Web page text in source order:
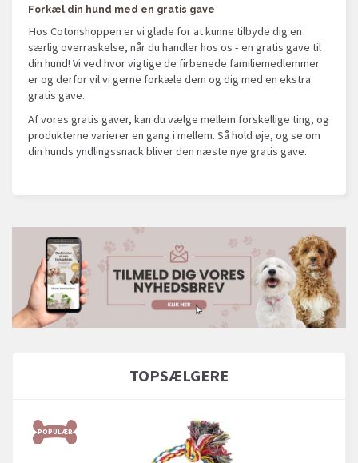
Forkæl din hund med en gratis gave
Hos Cotonshoppen er vi glade for at kunne tilbyde dig en
særlig overraskelse, når du handler hos os - en gratis gave til
din hund! Vi ved hvor vigtige de firbenede familiemedlemmer
er og derfor vil vi gerne forkæle dem og dig med en ekstra
gratis gave.
Af vores gratis gaver, kan du vælge mellem forskellige ting, og
produkterne varierer en gang i mellem. Så hold øje, og se om
din hunds yndlingssnack bliver den næste nye gratis gave.
TOPSÆLGERE
POPULÆR